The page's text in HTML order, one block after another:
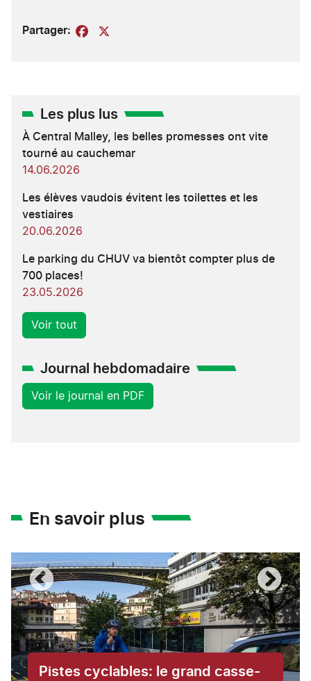
Partager: Facebook
Les plus lus
À Central Malley, les belles promesses ont vite
tourné au cauchemar
14.06.2026
Les élèves vaudois évitent les toilettes et les
vestiaires
20.06.2026
Le parking du CHUV va bientôt compter plus de
700 places!
23.05.2026
Voir tout
Journal hebdomadaire
Voir le journal en PDF
En savoir plus
Pistes cyclables: le grand casse-